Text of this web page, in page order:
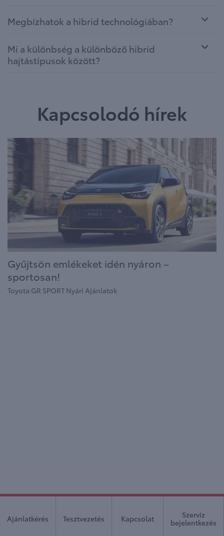
Megbízhatok a hibrid technológiában?
Mi a különbség a különböző hibrid
hajtástípusok között?
Kapcsolodó hírek
Gyűjtsön emlékeket idén nyáron –
sportosan!
Toyota GR SPORT Nyári Ajánlatok
Ajánlatkérés Tesztvezetés Kapcsolat
Szerviz
bejelentkezés